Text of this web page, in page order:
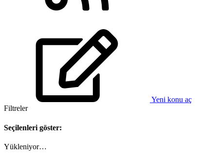
Yeni konu aç
Filtreler
Seçilenleri göster:
Yükleniyor…